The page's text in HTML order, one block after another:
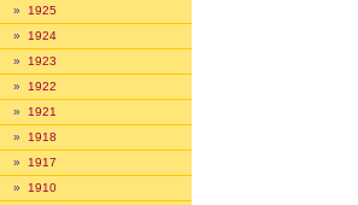
» 1925
» 1924
» 1923
» 1922
» 1921
» 1918
» 1917
» 1910